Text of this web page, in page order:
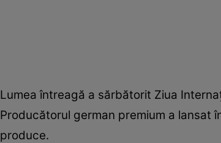
Lumea întreagă a sărbătorit Ziua
Producătorul german premium a lansat
produce.